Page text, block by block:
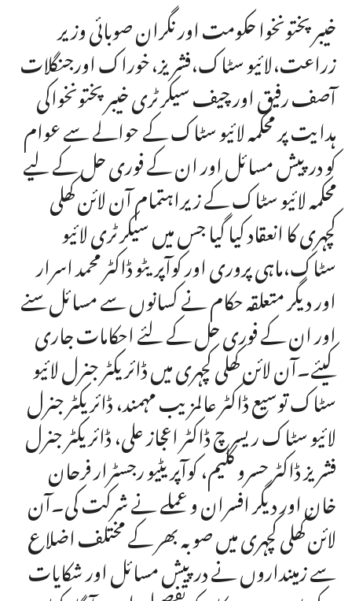
خیبر پختونخوا حکومت اور نگران صوبائی وزیر
زراعت،لائیو سٹاک،فشریز،خوراک اورجنگلات
آصف رفیق اور چیف سیکرٹری خیبر پختونخواکی
ہدایت پر محکمہ لائیو سٹاک کے حوالے سے عوام
کو درپیش مسائل اور ان کے فوری حل کے لیے
محکمہ لائیو سٹاک کے زیراہتمام آن لائن کھلی
کچہری کا انعقاد کیا گیا جس میں سیکرٹری لائیو
سٹاک،ماہی پروری اور کوآپریٹو ڈاکٹر محمد اسرار
اور دیگر متعلقہ حکام نے کسانوں سے مسائل سنے
اور ان کے فوری حل کے لئے احکامات جاری
کیئے۔آن لائن کھلی کچہری میں ڈائریکٹر جنرل لائیو
سٹاک توسیع ڈاکٹر عالمزیب مہمند، ڈائریکٹر جنرل
لائیو سٹاک ریسرچ ڈاکٹر اعجاز علی، ڈائریکٹر جنرل
فشریز ڈاکٹر حسرو کلیم، کوآپریٹیو رجسٹرار فرحان
خان اور دیگر افسران و عملے نے شرکت کی۔آن
لائن کھلی کچہری میں صوبہ بھر کے مختلف اضلاع
سے زمینداروں نے درپیش مسائل اور شکایات